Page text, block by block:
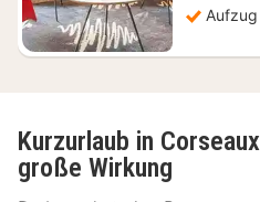
Aufzug
Kurzurlaub in
große Wirkung